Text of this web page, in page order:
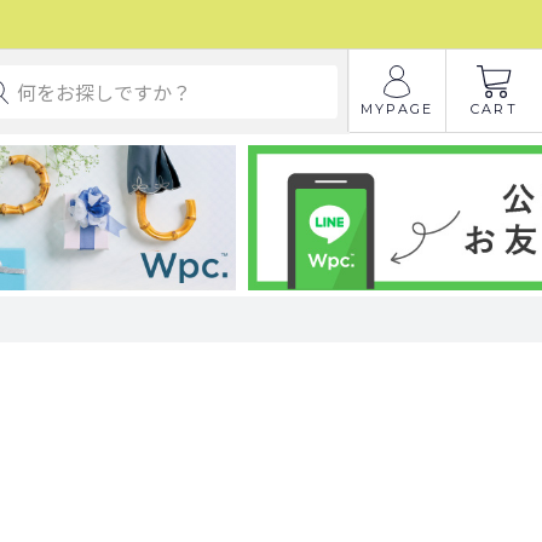
MYPAGE CART